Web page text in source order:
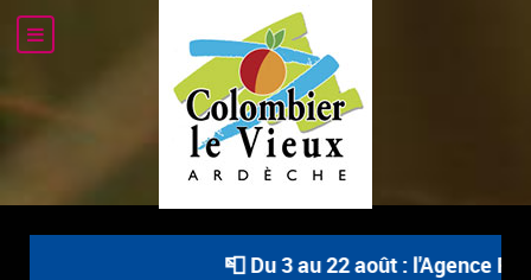
📮 Du 3 au 22 août : l'Agence